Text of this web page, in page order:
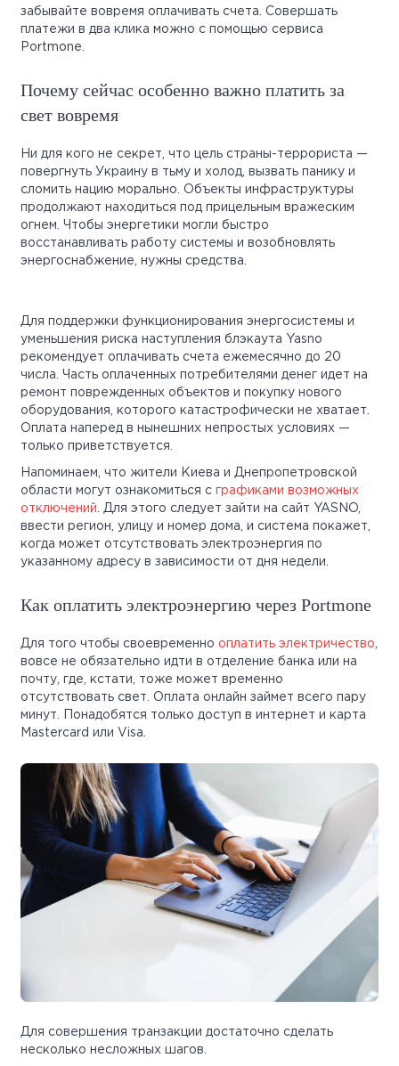
забывайте вовремя оплачивать счета. Совершать
платежи в два клика можно с помощью сервиса
Portmone.
Почему сейчас особенно важно платить за
свет вовремя
Ни для кого не секрет, что цель страны-террориста —
повергнуть Украину в тьму и холод, вызвать панику и
сломить нацию морально. Объекты инфраструктуры
продолжают находиться под прицельным вражеским
огнем. Чтобы энергетики могли быстро
восстанавливать работу системы и возобновлять
энергоснабжение, нужны средства.
Для поддержки функционирования энергосистемы и
уменьшения риска наступления блэкаута Yasno
рекомендует оплачивать счета ежемесячно до 20
числа. Часть оплаченных потребителями денег идет на
ремонт поврежденных объектов и покупку нового
оборудования, которого катастрофически не хватает.
Оплата наперед в нынешних непростых условиях —
только приветствуется.
Напоминаем, что жители Киева и Днепропетровской
области могут ознакомиться с графиками возможных
отключений . Для этого следует зайти на сайт YASNO,
ввести регион, улицу и номер дома, и система покажет,
когда может отсутствовать электроэнергия по
указанному адресу в зависимости от дня недели.
Как оплатить электроэнергию через Portmone
Для того чтобы своевременно оплатить электричество
вовсе не обязательно идти в отделение банка или на
почту, где, кстати, тоже может временно
отсутствовать свет. Оплата онлайн займет всего пару
минут. Понадобятся только доступ в интернет и карта
Mastercard или Visa.
Для совершения транзакции достаточно сделать
несколько несложных шагов.